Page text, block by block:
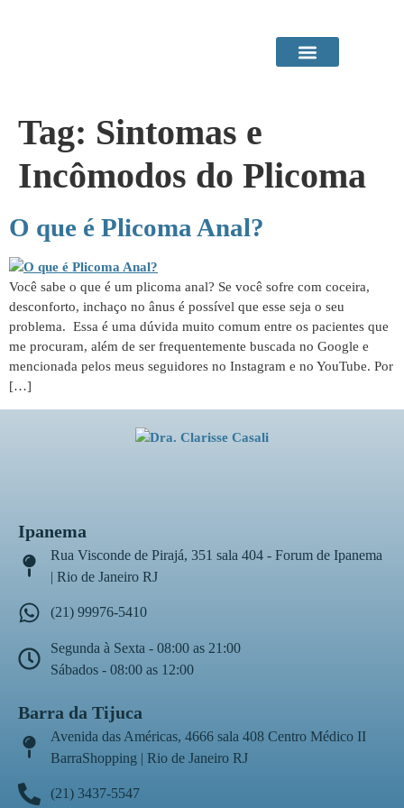
Tag: Sintomas e
Incômodos do Plicoma
O que é Plicoma Anal?
Você sabe o que é um plicoma anal? Se você sofre com coceira,
desconforto, inchaço no ânus é possível que esse seja o seu
problema. Essa é uma dúvida muito comum entre os pacientes que
me procuram, além de ser frequentemente buscada no Google e
mencionada pelos meus seguidores no Instagram e no YouTube. Por
[…]
Ipanema
Rua Visconde de Pirajá, 351 sala 404 - Forum de Ipanema
| Rio de Janeiro RJ
(21) 99976-5410
Segunda à Sexta - 08:00 as 21:00
Sábados - 08:00 as 12:00
Barra da Tijuca
Avenida das Américas, 4666 sala 408 Centro Médico II
BarraShopping | Rio de Janeiro RJ
(21) 3437-5547